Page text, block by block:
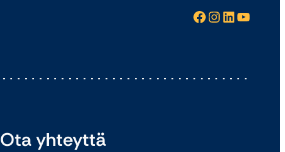
Facebook InstagramLinkedIn YouTube
Ota yhteyttä